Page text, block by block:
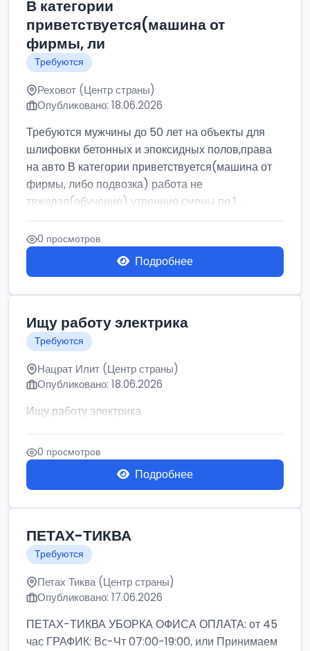
В категории
приветствуется(машина от
фирмы, ли
Требуются
Реховот (Центр страны)
Опубликовано: 18.06.2026
Требуются мужчины до 50 лет на объекты для
шлифовки бетонных и эпоксидных полов,права
на авто В категории приветствуется(машина от
фирмы, либо подвозка) работа не
тяжелая(обучение) утренние смены по 1...
0 просмотров
Подробнее
Ищу работу электрика
Требуются
Нацрат Илит (Центр страны)
Опубликовано: 18.06.2026
Ищу работу электрика
0 просмотров
Подробнее
ПЕТАХ-ТИКВА
Требуются
Петах Тиква (Центр страны)
Опубликовано: 17.06.2026
ПЕТАХ-ТИКВА УБОРКА ОФИСА ОПЛАТА: от 45
час ГРАФИК: Вс-Чт 07:00-19:00, или Принимаем